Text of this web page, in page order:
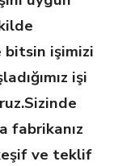
bitsin işimizi
işi
fabrikanız
ve teklif